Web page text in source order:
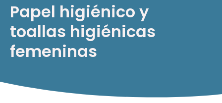
Papel higiénico y
toallas higiénicas
femeninas